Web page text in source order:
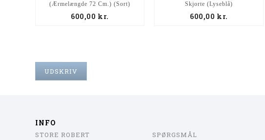
(Ærmelængde 72 Cm.) (Sort)
600,00kr.
Skjorte (Lyseblå)
600,00kr.
UDSKRIV
INFO
STORE ROBERT SPØRGSMÅL